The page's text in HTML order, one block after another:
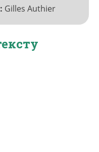
Gilles Authier